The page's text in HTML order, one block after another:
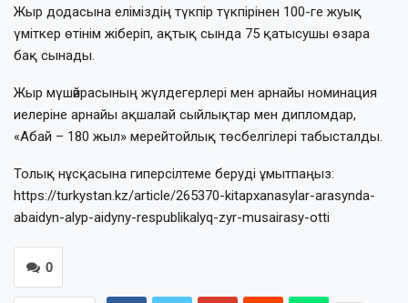
Жыр додасына еліміздің түкпір түкпірінен 100-ге жуық
үміткер өтінім жіберіп, ақтық сында 75 қатысушы өзара
бақ сынады.
Жыр мүшәйрасының жүлдегерлері мен арнайы номинация
иелеріне арнайы ақшалай сыйлықтар мен дипломдар,
«Абай – 180 жыл» мерейтойлық төсбелгілері табысталды.
Толық нұсқасына гиперсілтеме беруді ұмытпаңыз:
https://turkystan.kz/article/265370-kitapxanasylar-arasynda-
abaidyn-alyp-aidyny-respublikalyq-zyr-musairasy-otti
0